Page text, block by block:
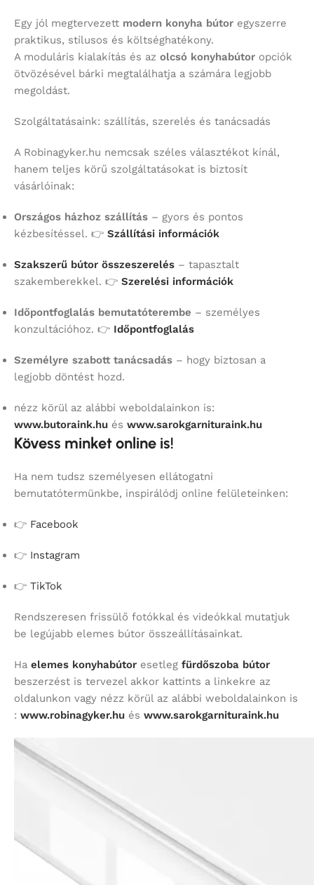
Egy jól megtervezett modern konyha bútor egyszerre
praktikus, stílusos és költséghatékony.
A moduláris kialakítás és az olcsó konyhabútor opciók
ötvözésével bárki megtalálhatja a számára legjobb
megoldást.
Szolgáltatásaink: szállítás, szerelés és tanácsadás
A Robinagyker.hu nemcsak széles választékot kínál,
hanem teljes körű szolgáltatásokat is biztosít
vásárlóinak:
Országos házhoz szállítás – gyors és pontos
kézbesítéssel. 👉 Szállítási információk
Szakszerű bútor összeszerelés – tapasztalt
szakemberekkel. 👉 Szerelési információk
Időpontfoglalás bemutatóterembe – személyes
konzultációhoz. 👉 Időpontfoglalás
Személyre szabott tanácsadás – hogy biztosan a
legjobb döntést hozd.
nézz körül az alábbi weboldalainkon is:
www.butoraink.hu és www.sarokgarnituraink.hu
Kövess minket online is!
Ha nem tudsz személyesen ellátogatni
bemutatótermünkbe, inspirálódj online felületeinken:
👉 Facebook
👉 Instagram
👉 TikTok
Rendszeresen frissülő fotókkal és videókkal mutatjuk
be legújabb elemes bútor összeállításainkat.
Ha elemes konyhabútor esetleg fürdőszoba bútor
beszerzést is tervezel akkor kattints a linkekre az
oldalunkon vagy nézz körül az alábbi weboldalainkon is
: www.robinagyker.hu és www.sarokgarnituraink.hu